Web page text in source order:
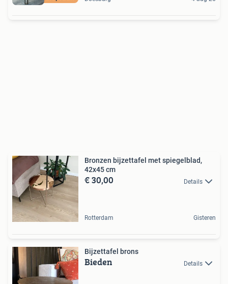
Bronzen bijzettafel met spiegelblad,
42x45 cm
€ 30,00 Details
Rotterdam Gisteren
Bijzettafel brons
Bieden Details